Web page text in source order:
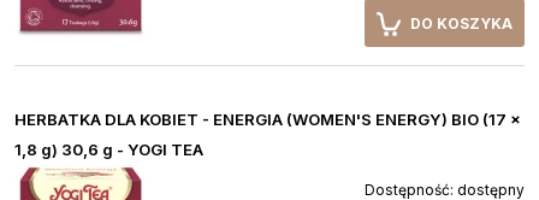
DO KOSZYKA
HERBATKA DLA KOBIET - ENERGIA (WOMEN'S ENERGY) BIO (17 x
1,8 g) 30,6 g - YOGI TEA
Dostępność: dostępny